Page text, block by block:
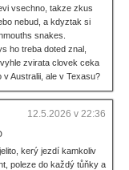
vsechno, takze zkus
nebud, a kdyztak si
snakes.
ho treba doted znal,
zvirata clovek ceka
v Australii, ale v Texasu?
12.5.2026 v 22:36
kerý jezdí kamkoliv
poleze do každý tůňky a